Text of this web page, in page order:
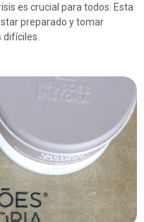
es crucial para todos. Esta
preparado y tomar